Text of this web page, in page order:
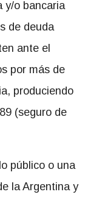
y/o bancaria
de deuda
ante el
por más de
produciendo
(seguro de
público o una
la Argentina y